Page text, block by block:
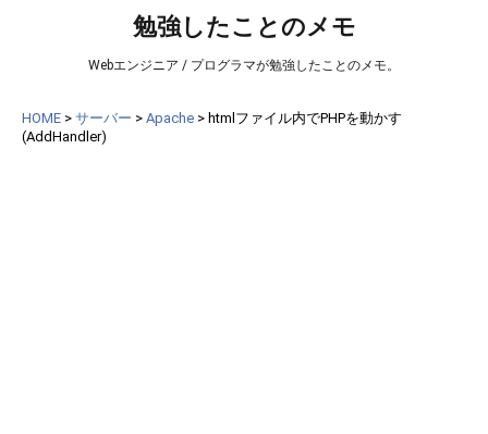
勉強したことのメモ
Webエンジニア / プログラマが勉強したことのメモ。
HOME > サーバー > Apache > htmlファイル内でPHPを動かす
(AddHandler)